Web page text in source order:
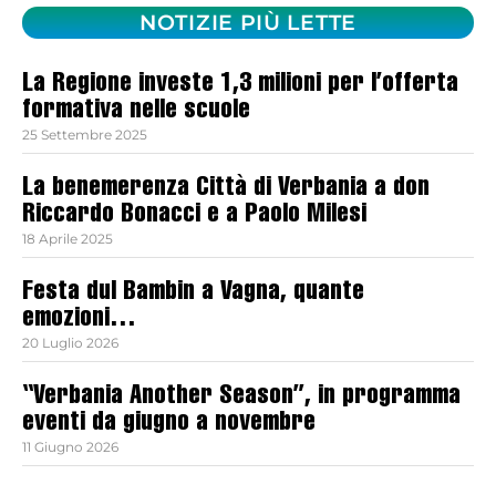
NOTIZIE PIÙ LETTE
La Regione investe 1,3 milioni per l’offerta
formativa nelle scuole
25 Settembre 2025
La benemerenza Città di Verbania a don
Riccardo Bonacci e a Paolo Milesi
18 Aprile 2025
Festa dul Bambin a Vagna, quante
emozioni…
20 Luglio 2026
“Verbania Another Season”, in programma
eventi da giugno a novembre
11 Giugno 2026